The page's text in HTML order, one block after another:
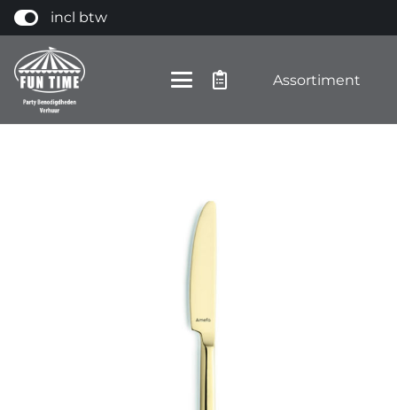
incl btw
Assortiment